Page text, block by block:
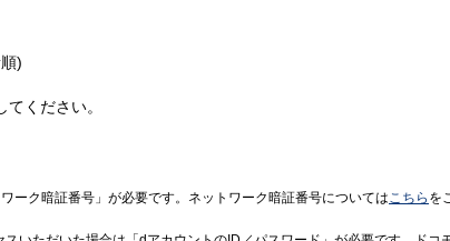
)
ください。
ーク暗証番号」が必要です。ネットワーク暗証番号についてはこちら を